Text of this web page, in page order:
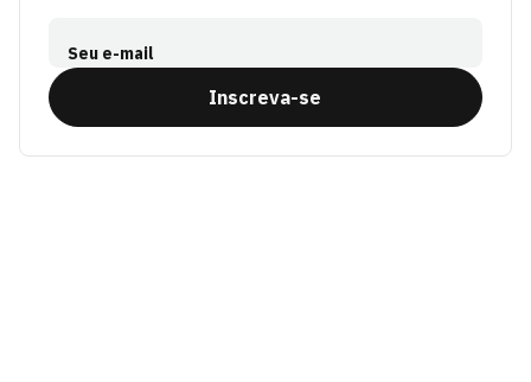
Seu e-mail
Inscreva-se